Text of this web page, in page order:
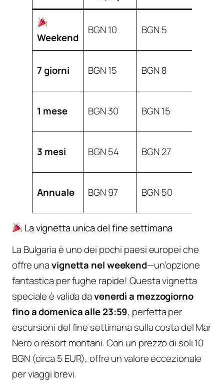
Weekend
BGN 10 BGN 5
7 giorni BGN 15 BGN 8
1 mese BGN 30 BGN 15
3 mesi BGN 54 BGN 27
Annuale BGN 97 BGN 50
La vignetta unica del fine settimana
La Bulgaria è uno dei pochi paesi europei che
offre unavignetta nel weekend—un’opzione
fantastica per fughe rapide! Questa vignetta
speciale è valida davenerdì a mezzogiorno
fino a domenica alle 23:59, perfetta per
escursioni del fine settimana sulla costa del Mar
Nero o resort montani. Con un prezzo di soli 10
BGN (circa 5 EUR), offre un valore eccezionale
per viaggi brevi.